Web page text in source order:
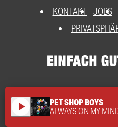
KONTAKT JOBS
play_arrow PET SHOP BOYS
ALWAYS ON MY